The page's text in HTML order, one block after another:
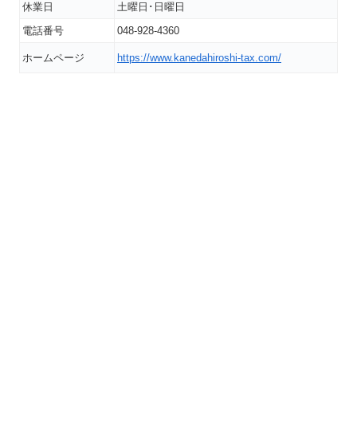
休業日
土曜日･日曜日
電話番号
048-928-4360
ホームページ https://www.kanedahiroshi-tax.com/